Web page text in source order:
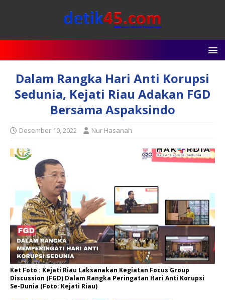
Dalam Rangka Hari Anti Korupsi
Sedunia, Kejati Riau Adakan FGD
Bersama Aspaksindo
Desember 10, 2022 Nur Hasanah
Ket Foto : Kejati Riau Laksanakan Kegiatan Focus Group
Discussion (FGD) Dalam Rangka Peringatan Hari Anti Korupsi
Se-Dunia (Foto: Kejati Riau)